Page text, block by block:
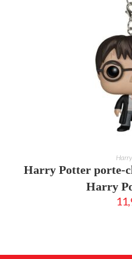
AJOUTER
Harry Potter porte-
Harry